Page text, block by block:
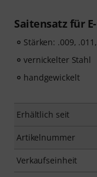
Saitensatz für
Stärken: .009,
vernickelter Stahl
handgewickelt
Erhältlich seit
Artikelnummer
Verkaufseinheit